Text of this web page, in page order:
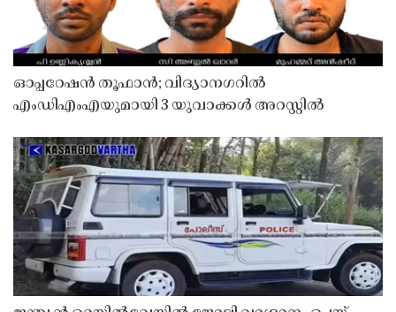
ഓപ്പറേഷൻ തൂഫാൻ; വിദ്യാനഗറിൽ
എംഡിഎംഎയുമായി 3 യുവാക്കൾ അറസ്റ്റിൽ